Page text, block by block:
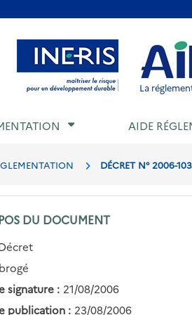
Aller au menu Aller au
La
AIDE
DÉCRET N° 2006-
DU DOCUMENT
signature : 21/08/2006
publication : 23/08/2006